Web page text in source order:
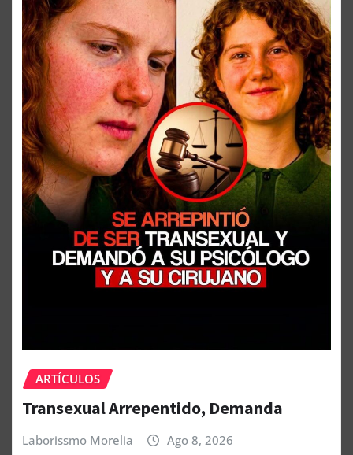
ARTÍCULOS
Transexual Arrepentido, Demanda
Laborissmo Morelia Ago 8, 2026